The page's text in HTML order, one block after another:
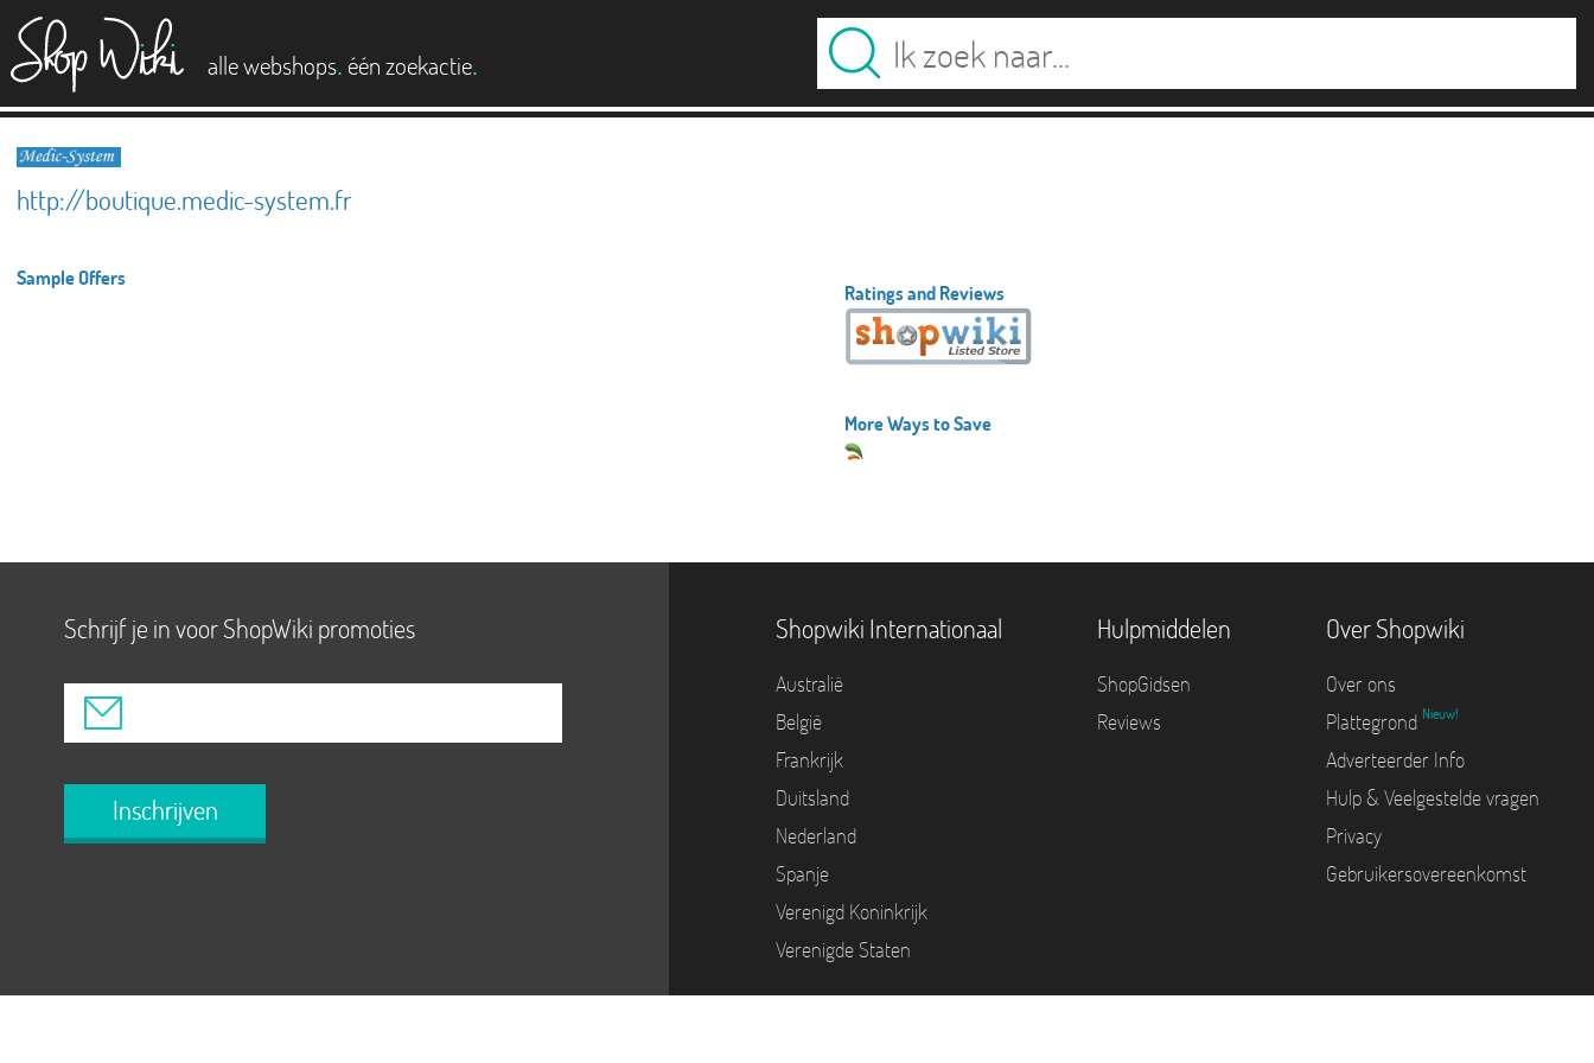
alle webshops. één zoekactie.
http://boutique.medic-system.fr
Sample Offers
Ratings and Reviews
More Ways to Save
Schrijf je in voor ShopWiki promoties
Inschrijven
Shopwiki Internationaal
Australië
België
Frankrijk
Duitsland
Nederland
Spanje
Verenigd Koninkrijk
Verenigde Staten
Hulpmiddelen
ShopGidsen
Reviews
Over Shopwiki
Over ons
Plattegrond Nieuw!
Adverteerder Info
Hulp & Veelgestelde vragen
Privacy
Gebruikersovereenkomst